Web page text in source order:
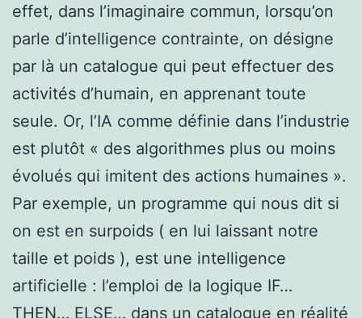
effet, dans l’imaginaire commun, lorsqu’on
parle d’intelligence contrainte, on désigne
par là un catalogue qui peut effectuer des
activités d’humain, en apprenant toute
seule. Or, l’IA comme définie dans l’industrie
est plutôt « des algorithmes plus ou moins
évolués qui imitent des actions humaines ».
Par exemple, un programme qui nous dit si
on est en surpoids ( en lui laissant notre
taille et poids ), est une intelligence
artificielle : l’emploi de la logique IF…
THEN… ELSE… dans un catalogue en réalité